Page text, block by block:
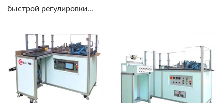
быстрой регулировки...